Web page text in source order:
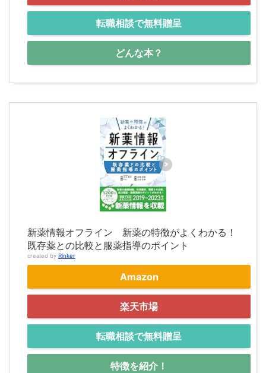
転職相談で無料贈呈
どんな本？
新薬情報オフライン 新薬の特徴がよくわかる！
既存薬との比較と服薬指導のポイント
created by Rinker
Amazon
楽天市場
転職相談で無料贈呈
特徴を紹介！